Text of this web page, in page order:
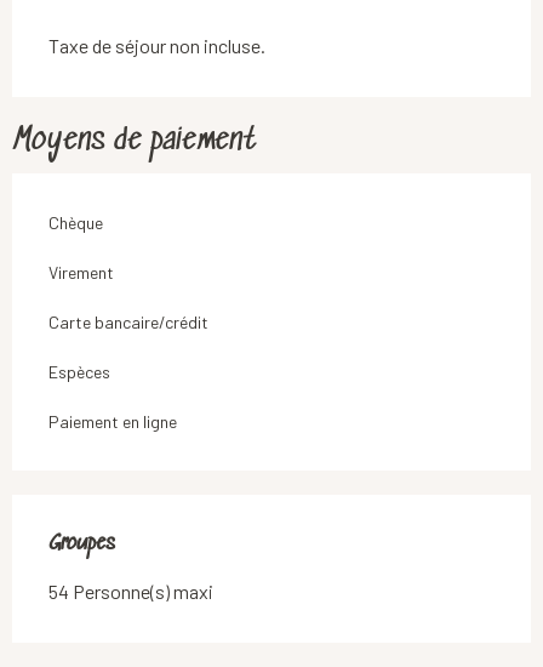
Taxe de séjour non incluse.
Moyens de paiement
Chèque
Virement
Carte bancaire/crédit
Espèces
Paiement en ligne
Groupes
Groupes
54 Personne(s) maxi